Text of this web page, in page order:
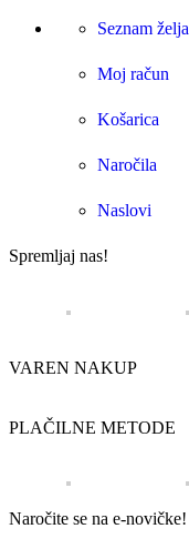
Seznam želja
Moj račun
Košarica
Naročila
Naslovi
Spremljaj nas!
VAREN NAKUP
PLAČILNE METODE
Naročite se na e-novičke!